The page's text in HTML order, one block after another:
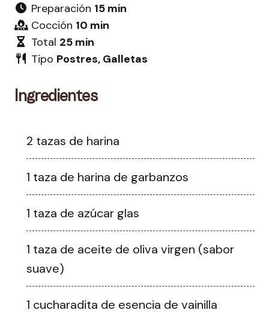
Preparación 15 min
Cocción 10 min
Total 25 min
Tipo Postres, Galletas
Ingredientes
2 tazas de harina
1 taza de harina de garbanzos
1 taza de azúcar glas
1 taza de aceite de oliva virgen (sabor
suave)
1 cucharadita de esencia de vainilla